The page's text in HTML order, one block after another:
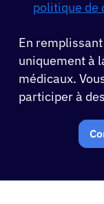
politique de
En
uniquement à
médicaux.
participer à